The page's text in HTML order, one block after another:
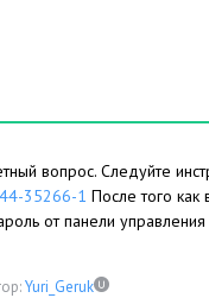
вопрос. Следуйте
35266-1 После того как
от панели управления
Yuri_Geruk